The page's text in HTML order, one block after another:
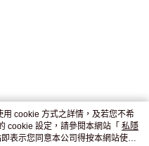
作天到店，7天內取。逾期後
cookie 方式之詳情，及若您不希
cookie 設定，請參閱本網站「 私隱
表示您同意本公司得按本網站使用